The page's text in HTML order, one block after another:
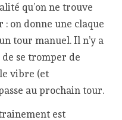
qu’on ne trouve
: on donne une claque
tour manuel. Il n’y a
se tromper de
vibre (et
au prochain tour.
est